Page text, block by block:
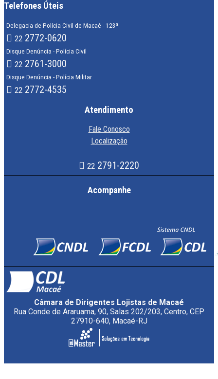
Telefones Úteis
Delegacia de Polícia Civil de Macaé - 123ª
22 2772-0620
Disque Denúncia - Polícia Civil
22 2761-3000
Disque Denúncia - Polícia Militar
22 2772-4535
Atendimento
Fale Conosco
Localização
22 2791-2220
Acompanhe
Câmara de Dirigentes Lojistas de Macaé
Rua Conde de Araruama, 90, Salas 202/203, Centro, CEP
27910-640, Macaé-RJ